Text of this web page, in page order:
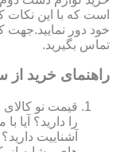
است که با این
خود دور
تماس بگیرید.
راهنمای خرید
قیمت نو
را دارید؟
آشناییت